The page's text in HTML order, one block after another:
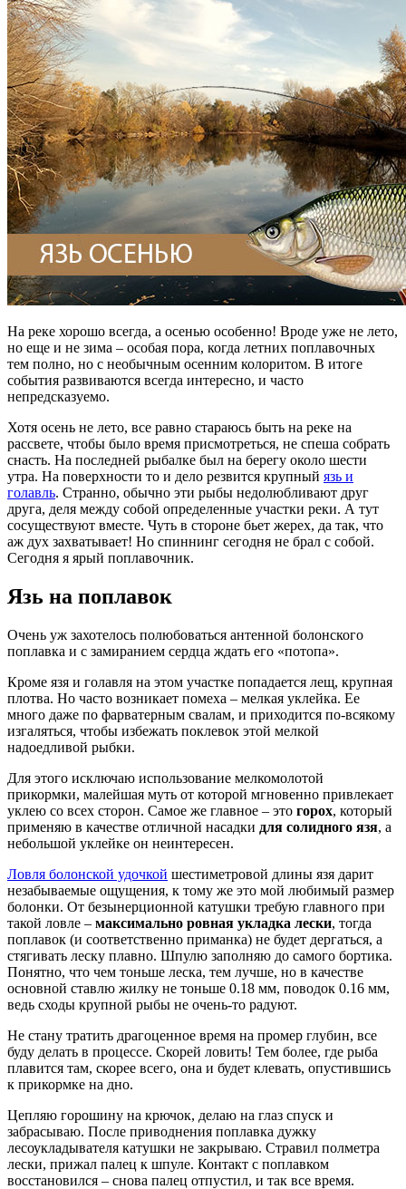
На реке хорошо всегда, а осенью особенно! Вроде уже не лето,
но еще и не зима – особая пора, когда летних поплавочных
тем полно, но с необычным осенним колоритом. В итоге
события развиваются всегда интересно, и часто
непредсказуемо.
Хотя осень не лето, все равно стараюсь быть на реке на
рассвете, чтобы было время присмотреться, не спеша собрать
снасть. На последней рыбалке был на берегу около шести
утра. На поверхности то и дело резвится крупный язь и
голавль. Странно, обычно эти рыбы недолюбливают друг
друга, деля между собой определенные участки реки. А тут
сосуществуют вместе. Чуть в стороне бьет жерех, да так, что
аж дух захватывает! Но спиннинг сегодня не брал с собой.
Сегодня я ярый поплавочник.
Язь на поплавок
Очень уж захотелось полюбоваться антенной болонского
поплавка и с замиранием сердца ждать его «потопа».
Кроме язя и голавля на этом участке попадается лещ, крупная
плотва. Но часто возникает помеха – мелкая уклейка. Ее
много даже по фарватерным свалам, и приходится по-всякому
изгаляться, чтобы избежать поклевок этой мелкой
надоедливой рыбки.
Для этого исключаю использование мелкомолотой
прикормки, малейшая муть от которой мгновенно привлекает
уклею со всех сторон. Самое же главное – это горох, который
применяю в качестве отличной насадки для солидного язя, а
небольшой уклейке он неинтересен.
Ловля болонской удочкой шестиметровой длины язя дарит
незабываемые ощущения, к тому же это мой любимый размер
болонки. От безынерционной катушки требую главного при
такой ловле – максимально ровная укладка лески, тогда
поплавок (и соответственно приманка) не будет дергаться, а
стягивать леску плавно. Шпулю заполняю до самого бортика.
Понятно, что чем тоньше леска, тем лучше, но в качестве
основной ставлю жилку не тоньше 0.18 мм, поводок 0.16 мм,
ведь сходы крупной рыбы не очень-то радуют.
Не стану тратить драгоценное время на промер глубин, все
буду делать в процессе. Скорей ловить! Тем более, где рыба
плавится там, скорее всего, она и будет клевать, опустившись
к прикормке на дно.
Цепляю горошину на крючок, делаю на глаз спуск и
забрасываю. После приводнения поплавка дужку
лесоукладывателя катушки не закрываю. Стравил полметра
лески, прижал палец к шпуле. Контакт с поплавком
восстановился – снова палец отпустил, и так все время.